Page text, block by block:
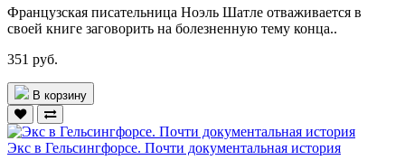
Французская писательница Ноэль Шатле отваживается в
своей книге заговорить на болезненную тему конца..
351 руб.
В корзину
Экс в Гельсингфорсе. Почти документальная история